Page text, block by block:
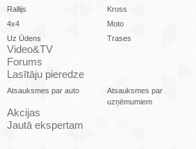
Rallijs Kross
4x4
Moto
Uz Ūdens
Trases
Video&TV
Forums
Lasītāju pieredze
Atsauksmes par auto
Atsauksmes par
uzņēmumiem
Akcijas
Jautā ekspertam